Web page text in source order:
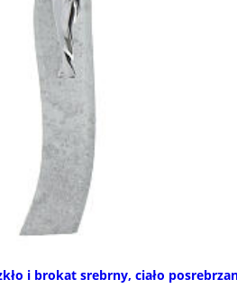
i brokat srebrny, ciało